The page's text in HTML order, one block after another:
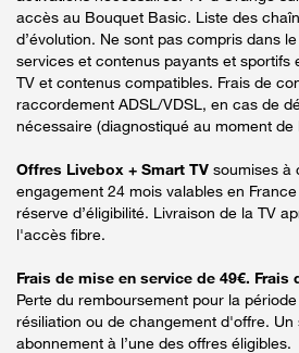
accès au Bouquet Basic. Liste des
d’évolution. Ne sont pas compris dans
services et contenus payants et sportifs
TV et contenus compatibles. Frais de
raccordement ADSL/VDSL, en cas de
nécessaire (diagnostiqué au moment
Offres Livebox + Smart TV soumises à
engagement 24 mois valables en
réserve d’éligibilité. Livraison de la TV
l'accès fibre.
Frais de mise en service de 49€. Frais
Perte du remboursement pour la
résiliation ou de changement d'offre.
abonnement à l’une des offres éligibles.